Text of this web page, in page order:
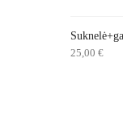
25,00 €